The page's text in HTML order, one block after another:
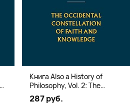
Книга Also a History of
Philosophy, Vol. 2: The
Occidental Constellation of
287 руб.